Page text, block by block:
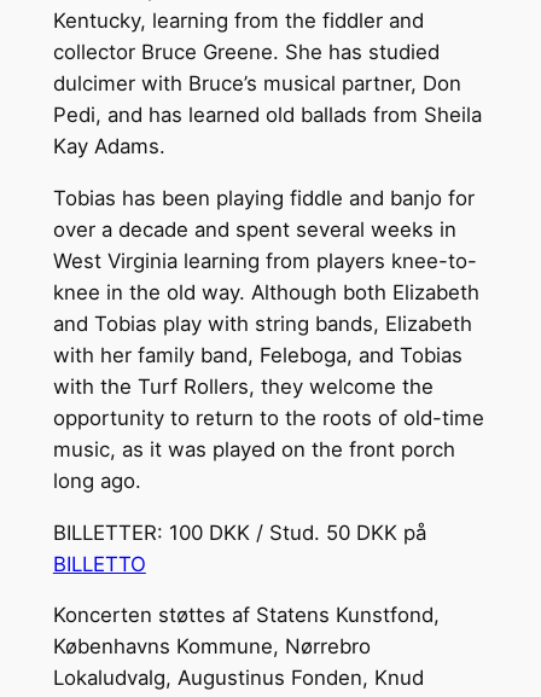
Kentucky, learning from the fiddler and
collector Bruce Greene. She has studied
dulcimer with Bruce’s musical partner, Don
Pedi, and has learned old ballads from Sheila
Kay Adams.
Tobias has been playing fiddle and banjo for
over a decade and spent several weeks in
West Virginia learning from players knee-to-
knee in the old way. Although both Elizabeth
and Tobias play with string bands, Elizabeth
with her family band, Feleboga, and Tobias
with the Turf Rollers, they welcome the
opportunity to return to the roots of old-time
music, as it was played on the front porch
long ago.
BILLETTER: 100 DKK / Stud. 50 DKK på
BILLETTO
Koncerten støttes af Statens Kunstfond,
Københavns Kommune, Nørrebro
Lokaludvalg, Augustinus Fonden, Knud